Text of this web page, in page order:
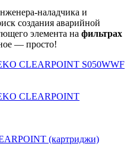
наладчика и
создания аварийной
элемента на фильтрах
— просто!